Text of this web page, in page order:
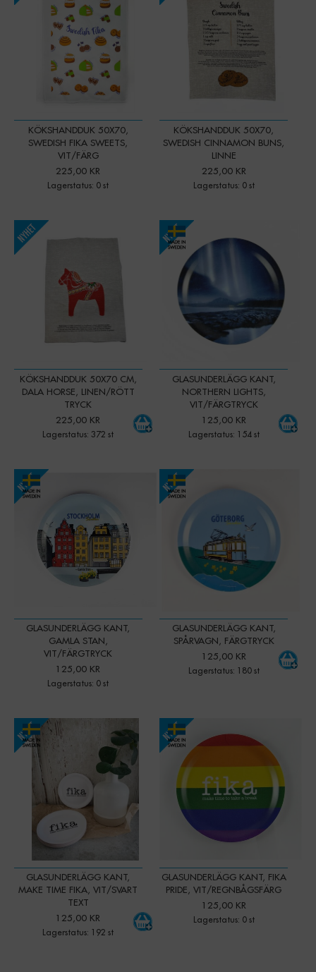
KÖKSHANDDUK 50X70,
SWEDISH FIKA SWEETS,
VIT/FÄRG
225,00 KR
Lagerstatus: 0 st
KÖKSHANDDUK 50X70,
SWEDISH CINNAMON BUNS,
LINNE
225,00 KR
Lagerstatus: 0 st
KÖKSHANDDUK 50X70 CM,
DALA HORSE, LINEN/RÖTT
TRYCK
225,00 KR
Lagerstatus: 372 st
Qty:
GLASUNDERLÄGG KANT,
NORTHERN LIGHTS,
VIT/FÄRGTRYCK
125,00 KR
Lagerstatus: 154 st
Qty:
GLASUNDERLÄGG KANT,
GAMLA STAN,
VIT/FÄRGTRYCK
125,00 KR
Lagerstatus: 0 st
GLASUNDERLÄGG KANT,
SPÅRVAGN, FÄRGTRYCK
125,00 KR
Lagerstatus: 180 st
Qty:
GLASUNDERLÄGG KANT,
MAKE TIME FIKA, VIT/SVART
TEXT
125,00 KR
Lagerstatus: 192 st
Qty: -
GLASUNDERLÄGG KANT, FIKA
PRIDE, VIT/REGNBÅGSFÄRG
125,00 KR
Lagerstatus: 0 st